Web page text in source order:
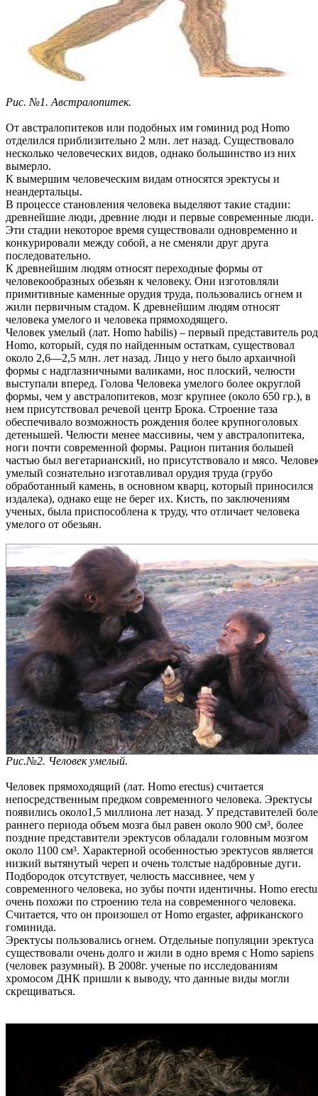
Рис. №1. Австралопитек.
От австралопитеков или подобных им гоминид род Homo
отделился приблизительно 2 млн. лет назад. Существовало
несколько человеческих видов, однако большинство из них
вымерло.
К вымершим человеческим видам относятся эректусы и
неандертальцы.
В процессе становления человека выделяют такие стадии:
древнейшие люди, древние люди и первые современные люди.
Эти стадии некоторое время существовали одновременно и
конкурировали между собой, а не сменяли друг друга
последовательно.
К древнейшим людям относят переходные формы от
человекообразных обезьян к человеку. Они изготовляли
примитивные каменные орудия труда, пользовались огнем и
жили первичным стадом. К древнейшим людям относят
человека умелого и человека прямоходящего.
Человек умелый (лат. Homo habilis) – первый представитель
Homo, который, судя по найденным остаткам, существовал
около 2,6—2,5 млн. лет назад. Лицо у него было архаичной
формы с надглазничными валиками, нос плоский, челюсти
выступали вперед. Голова Человека умелого более округлой
формы, чем у австралопитеков, мозг крупнее (около 650 гр.), в
нем присутствовал речевой центр Брока. Строение таза
обеспечивало возможность рождения более крупноголовых
детенышей. Челюсти менее массивны, чем у австралопитека,
ноги почти современной формы. Рацион питания большей
частью был вегетарианский, но присутствовало и мясо.
умелый сознательно изготавливал орудия труда (грубо
обработанный камень, в основном кварц, который приносился
издалека), однако еще не берег их. Кисть, по заключениям
ученых, была приспособлена к труду, что отличает человека
умелого от обезьян.
Рис.№2. Человек умелый.
Человек прямоходящий (лат. Homo erectus) считается
непосредственным предком современного человека. Эректусы
появились около1,5 миллиона лет назад. У представителей
раннего периода объем мозга был равен около 900 см³, более
поздние представители эректусов обладали головным мозгом
около 1100 см³. Характерной особенностью эректусов является
низкий вытянутый череп и очень толстые надбровные дуги.
Подбородок отсутствует, челюсть массивнее, чем у
современного человека, но зубы почти идентичны. Homo
очень похожи по строению тела на современного человека.
Считается, что он произошел от Homo ergaster, африканского
гоминида.
Эректусы пользовались огнем. Отдельные популяции эректуса
существовали очень долго и жили в одно время с Homo sapiens
(человек разумный). В 2008г. ученые по исследованиям
хромосом ДНК пришли к выводу, что данные виды могли
скрещиваться.